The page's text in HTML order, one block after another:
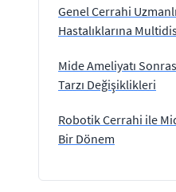
Genel Cerrahi
Hastalıklarına
Mide Ameliyatı
Tarzı Değişiklikleri
Robotik Cerrahi ile
Bir Dönem